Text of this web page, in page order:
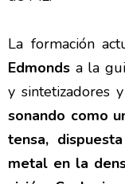
La formación
Edmonds a la
y sintetizadores y
sonando como
tensa,
metal en la